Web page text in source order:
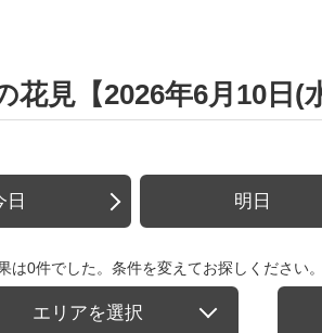
花見【2026年6月10日(
日 明日
は0件でした。条件を変えてお探しください。
エリアを選択